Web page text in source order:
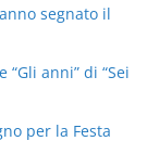
segnato il
anni” di “Sei
per la Festa